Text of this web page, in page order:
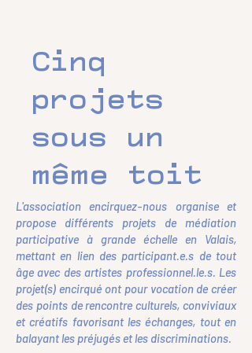
Cinq
projets
sous un
même toit
L'association encirquez-nous organise et
propose différents projets de médiation
participative à grande échelle en Valais,
mettant en lien des participant.e.s de tout
âge avec des artistes professionnel.le.s. Les
projet(s) encirqué ont pour vocation de créer
des points de rencontre culturels, conviviaux
et créatifs favorisant les échanges, tout en
balayant les préjugés et les discriminations.